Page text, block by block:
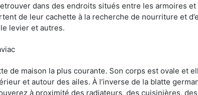
dans des endroits situés entre les armoires
de leur cachette à la recherche de nourriture et
levier et autres.
de maison la plus courante. Son corps est ovale et
et autour des ailes. À l’inverse de la blatte
à proximité des radiateurs, des cuisinières,